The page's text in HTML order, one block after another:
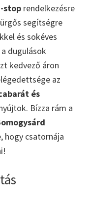
stop rendelkezésre
segítségre
és sokéves
dugulások
kedvező áron
az
és
Bízza rám a
hogy csatornája